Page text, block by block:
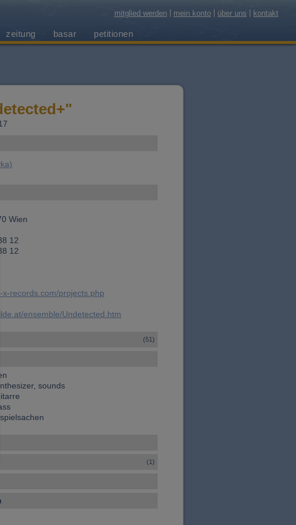
mitglied werden mein konto über uns kontakt
zeitung basar petitionen
Wien
12
12
x-records.com/projects.php
ensemble/Undetected.htm
(51)
sounds
(1)